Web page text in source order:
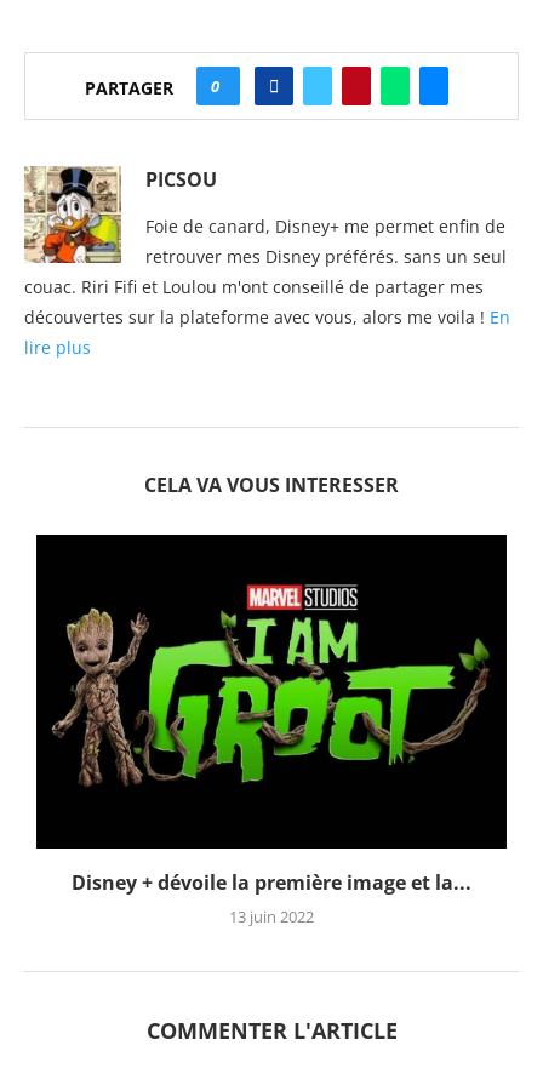
PARTAGER 0
PICSOU
Foie de canard, Disney+ me permet enfin de
retrouver mes Disney préférés. sans un seul
couac. Riri Fifi et Loulou m'ont conseillé de partager mes
découvertes sur la plateforme avec vous, alors me voila ! En
lire plus
CELA VA VOUS INTERESSER
Disney + dévoile la première image et la...
13 juin 2022
COMMENTER L'ARTICLE